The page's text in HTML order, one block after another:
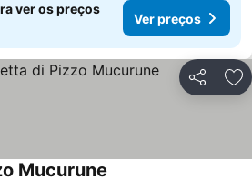
ver os preços
Ver preços
Partilhar
Mucurune